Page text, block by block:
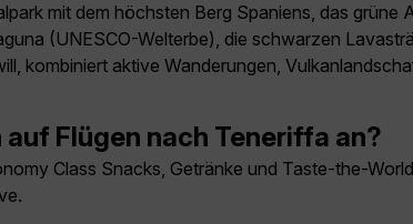
mit dem höchsten Berg Spaniens, das grüne
(UNESCO-Welterbe), die schwarzen
kombiniert aktive Wanderungen,
Flügen nach Teneriffa an?
Class Snacks, Getränke und Taste-the-